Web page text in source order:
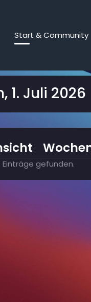
Start & Community
1. Juli 2026
Einträge gefunden.